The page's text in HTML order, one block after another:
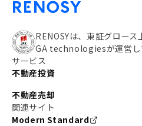
RENOSYは、東証グロース
GA technologiesが運営し
サービス
不動産投資
不動産売却
関連サイト
Modern Standard